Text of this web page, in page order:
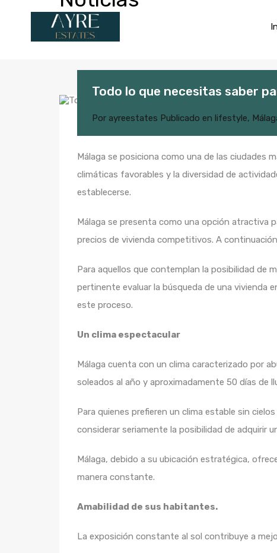
Todo lo que necesitas saber
Por ayreestates Publicado en lifestyle,
Málaga se posiciona como una de las ciudades
climáticas favorables y la diversidad de
establecerse.
Málaga se presenta como una opción atractiva
precios de vivienda competitivos. A
Para aquellos que contemplan la posibilidad de
pertinente evaluar la búsqueda de una vivienda
este proceso.
Un clima espectacular
Málaga cuenta con un clima caracterizado por
soleados al año y aproximadamente 50 días de
Para quienes prefieren un clima estable sin
considerar seriamente la posibilidad de adquirir
Málaga, debido a su ubicación estratégica,
manera constante.
Amabilidad de sus habitantes.
La exposición constante al sol contribuye a